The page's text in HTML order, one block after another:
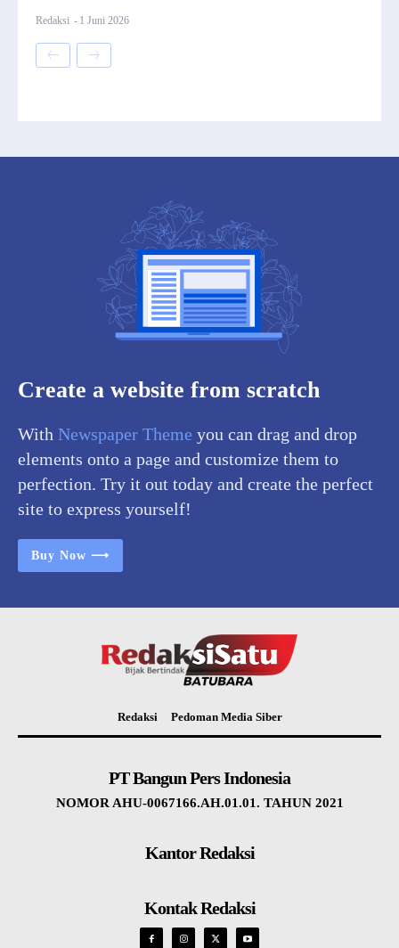
Redaksi - 1 Juni 2026
Create a website from scratch
With Newspaper Theme you can drag and drop
elements onto a page and customize them to
perfection. Try it out today and create the perfect
site to express yourself!
Buy Now ⟶
Redaksi Pedoman Media Siber
PT Bangun Pers Indonesia
NOMOR AHU-0067166.AH.01.01. TAHUN 2021
Kantor Redaksi
Kontak Redaksi